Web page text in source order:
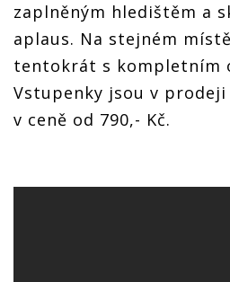
zaplněným hledištěm a
aplaus. Na stejném
tentokrát s kompletním
Vstupenky jsou v
v ceně od 790,- Kč.